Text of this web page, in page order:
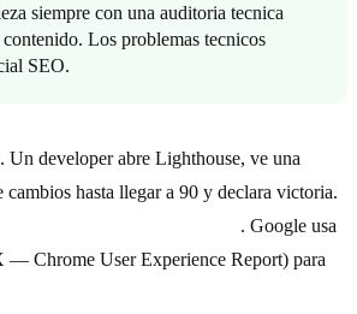
siempre con una auditoria tecnica
Los problemas tecnicos
SEO.
Un developer abre Lighthouse, ve una
cambios hasta llegar a 90 y declara victoria.
. Google usa
— Chrome User Experience Report) para